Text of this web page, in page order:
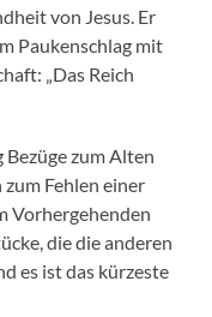
von Jesus. Er
Paukenschlag mit
„Das Reich
Bezüge zum Alten
Fehlen einer
Vorhergehenden
die die anderen
es ist das kürzeste